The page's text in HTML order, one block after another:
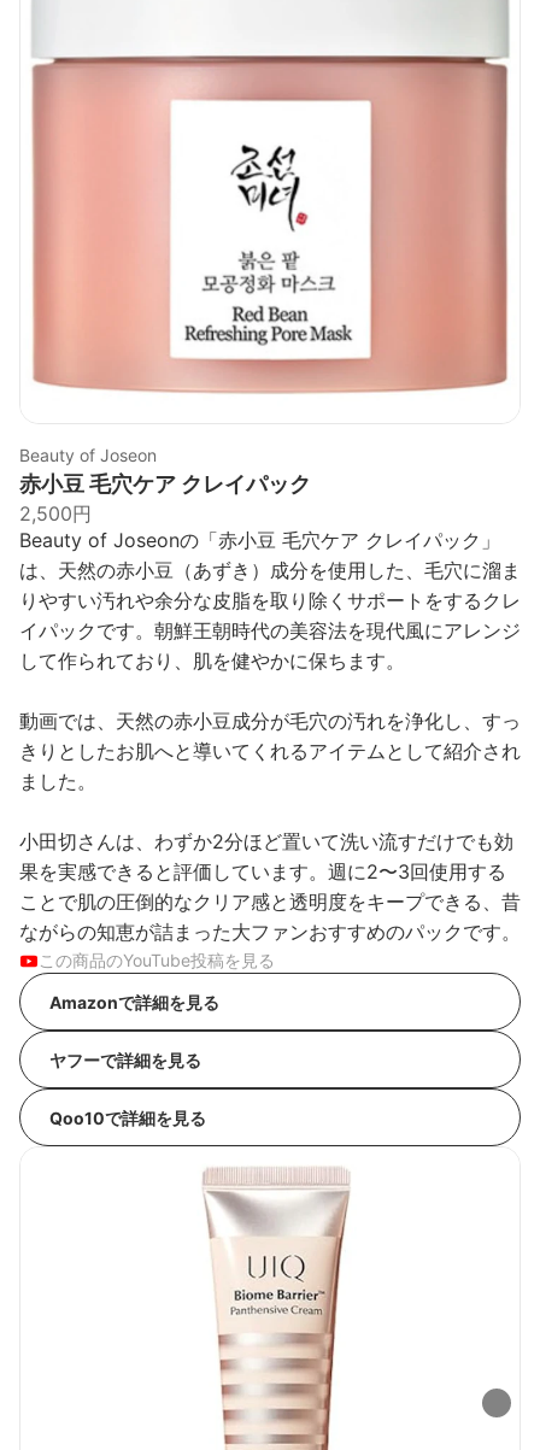
Beauty of Joseon
赤小豆 毛穴ケア クレイパック
2,500円
Beauty of Joseonの「赤小豆 毛穴ケア クレイパック」
は、天然の赤小豆（あずき）成分を使用した、毛穴に溜ま
りやすい汚れや余分な皮脂を取り除くサポートをするクレ
イパックです。朝鮮王朝時代の美容法を現代風にアレンジ
して作られており、肌を健やかに保ちます。
動画では、天然の赤小豆成分が毛穴の汚れを浄化し、すっ
きりとしたお肌へと導いてくれるアイテムとして紹介され
ました。
小田切さんは、わずか2分ほど置いて洗い流すだけでも効
果を実感できると評価しています。週に2〜3回使用する
ことで肌の圧倒的なクリア感と透明度をキープできる、昔
ながらの知恵が詰まった大ファンおすすめのパックです。
この商品のYouTube投稿を見る
Amazonで詳細を見る
ヤフーで詳細を見る
Qoo10で詳細を見る